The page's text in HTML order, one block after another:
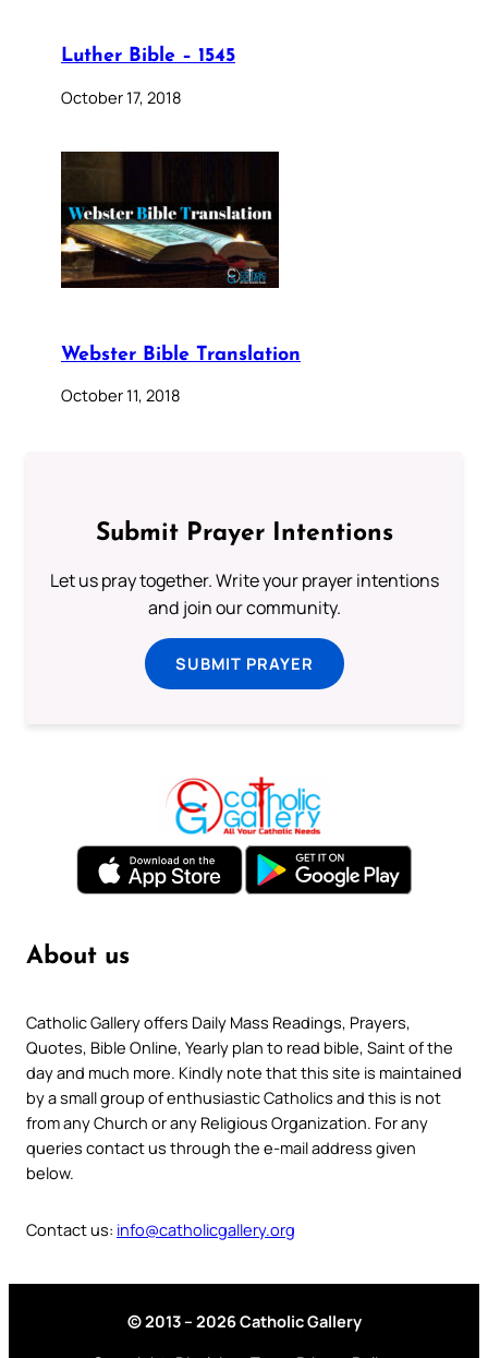
Luther Bible – 1545
October 17, 2018
Webster Bible Translation
October 11, 2018
Submit Prayer Intentions
Let us pray together. Write your prayer intentions
and join our community.
SUBMIT PRAYER
About us
Catholic Gallery offers Daily Mass Readings, Prayers,
Quotes, Bible Online, Yearly plan to read bible, Saint of the
day and much more. Kindly note that this site is maintained
by a small group of enthusiastic Catholics and this is not
from any Church or any Religious Organization. For any
queries contact us through the e-mail address given
below.
Contact us: info@catholicgallery.org
© 2013 – 2026 Catholic Gallery